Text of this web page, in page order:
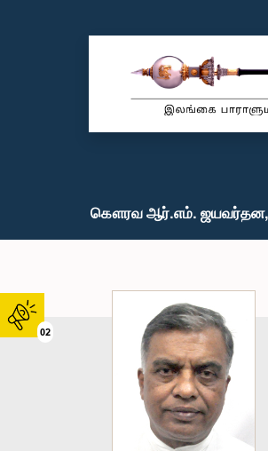
02
கௌரவ ஆர்.எம். ஜயவர்தன,